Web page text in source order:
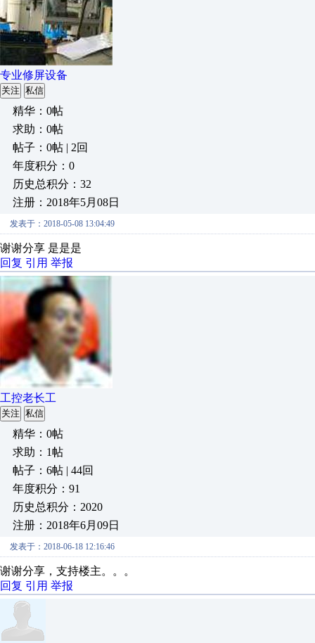
专业修屏设备
关注 私信
精华：0帖
求助：0帖
帖子：0帖 | 2回
年度积分：0
历史总积分：32
注册：2018年5月08日
发表于：2018-05-08 13:04:49
谢谢分享 是是是
回复 引用 举报
工控老长工
关注 私信
精华：0帖
求助：1帖
帖子：6帖 | 44回
年度积分：91
历史总积分：2020
注册：2018年6月09日
发表于：2018-06-18 12:16:46
谢谢分享，支持楼主。。。
回复 引用 举报